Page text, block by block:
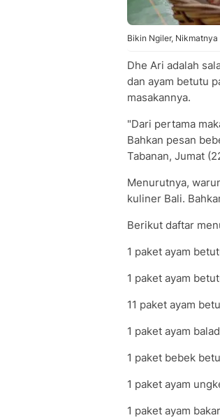
Bikin Ngiler,
Dhe Ari adalah
dan ayam betutu
masakannya.
"Dari pertama
Bahkan pesan
Tabanan, Jumat
Menurutnya,
kuliner Bali.
Berikut daftar
1 paket ayam
1 paket ayam
11 paket ayam
1 paket ayam
1 paket bebek
1 paket ayam
1 paket ayam